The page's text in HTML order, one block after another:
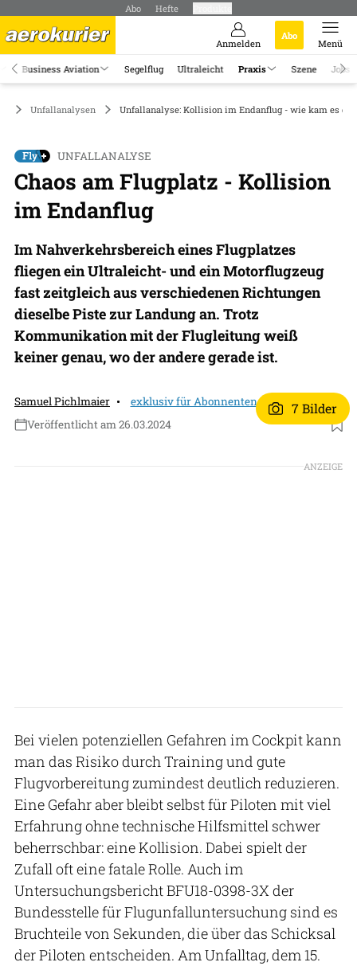
Abo Hefte
Anmelden
Abo
Menü
Business Aviation Segelflug Ultraleicht Praxis Szene Jobs
Unfallanalysen Unfallanalyse: Kollision im Endanflug - wie kam es
UNFALLANALYSE
Chaos am Flugplatz - Kollision
im Endanflug
Im Nahverkehrsbereich eines Flugplatzes
fliegen ein Ultraleicht- und ein Motorflugzeug
fast zeitgleich aus verschiedenen Richtungen
dieselbe Piste zur Landung an. Trotz
Kommunikation mit der Flugleitung weiß
keiner genau, wo der andere gerade ist.
Samuel Pichlmaier
exklusiv für Abonnenten
Veröffentlicht am 26.03.2024
Foto: BGU
7 Bilder
ANZEIGE
Bei vielen potenziellen Gefahren im Cockpit kann
man das Risiko durch Training und gute
Flugvorbereitung zumindest deutlich reduzieren.
Eine Gefahr aber bleibt selbst für Piloten mit viel
Erfahrung ohne technische Hilfsmittel schwer
beherrschbar: eine Kollision. Dabei spielt der
Zufall oft eine fatale Rolle. Auch im
Untersuchungsbericht BFU18-0398-3X der
Bundesstelle für Flugunfalluntersuchung sind es
Bruchteile von Sekunden, die über das Schicksal
der Piloten entscheiden. Am Unfalltag, dem 15.